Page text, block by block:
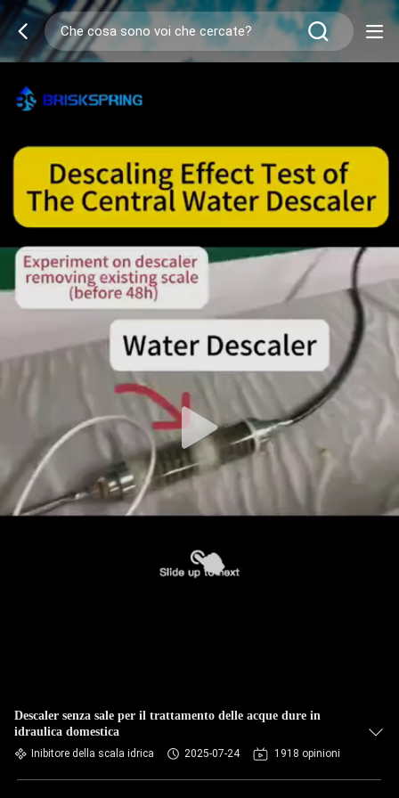
Descaler senza sale per il trattamento delle acque dure in
idraulica domestica
Inibitore della scala idrica 2025-07-24 1918 opinioni